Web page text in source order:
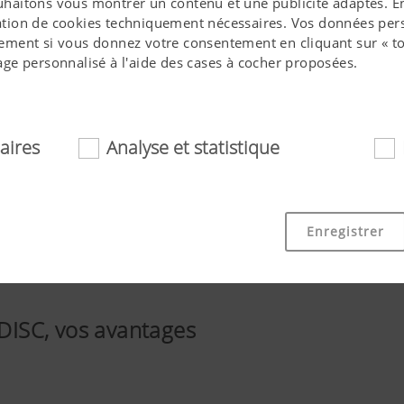
de cookies techniquement nécessaires. Vos données
si vous donnez votre consentement en cliquant sur «
personnalisé à l'aide des cases à cocher proposées.
cookies aident à rendre ce site internet plus accessible et
fonctionnalités de base, comme la navigation sur le site
Objectif des cookies
Analyse et statistique
Enregistrer
vos avantages